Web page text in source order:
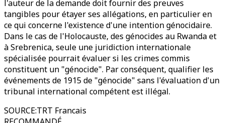
l'auteur de la demande doit fournir des preuves
tangibles pour étayer ses allégations, en particulier en
ce qui concerne l'existence d'une intention génocidaire.
Dans le cas de l'Holocauste, des génocides au Rwanda et
à Srebrenica, seule une juridiction internationale
spécialisée pourrait évaluer si les crimes commis
constituent un "génocide". Par conséquent, qualifier les
événements de 1915 de "génocide" sans l'évaluation d'un
tribunal international compétent est illégal.
SOURCE:TRT Francais